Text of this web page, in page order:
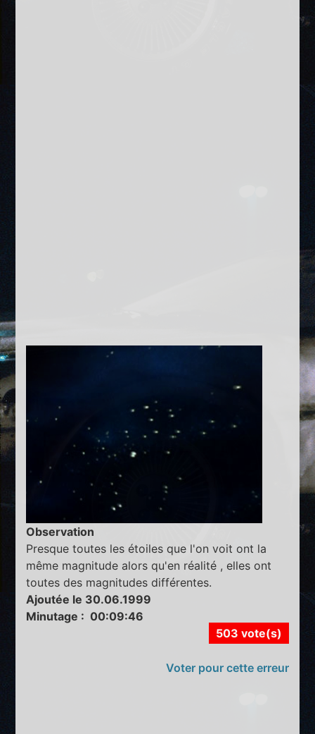
Observation
Presque toutes les étoiles que l'on voit ont la
même magnitude alors qu'en réalité , elles ont
toutes des magnitudes différentes.
Ajoutée le 30.06.1999
Minutage : 00:09:46
503 vote(s)
Voter pour cette erreur